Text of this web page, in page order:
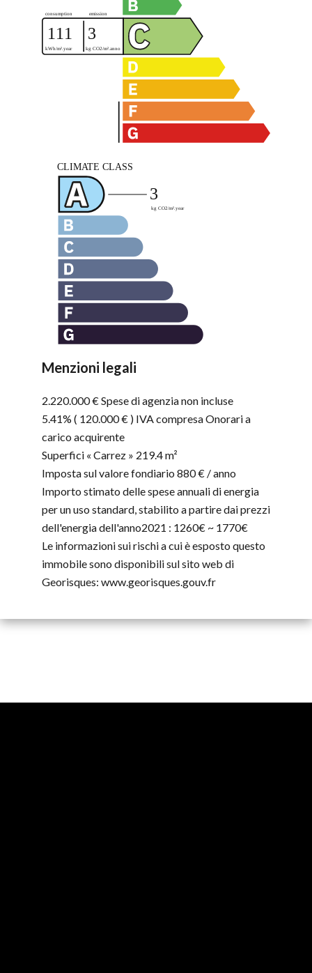
Menzioni legali
2.220.000 € Spese di agenzia non incluse
5.41% ( 120.000 € ) IVA compresa Onorari a
carico acquirente
Superfici « Carrez » 219.4 m²
Imposta sul valore fondiario 880 € / anno
Importo stimato delle spese annuali di energia
per un uso standard, stabilito a partire dai prezzi
dell'energia dell'anno2021 : 1260€ ~ 1770€
Le informazioni sui rischi a cui è esposto questo
immobile sono disponibili sul sito web di
Georisques: www.georisques.gouv.fr